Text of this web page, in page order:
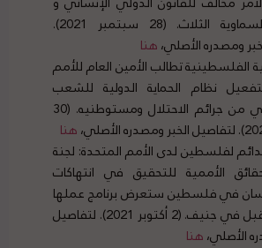
للديانات السماوية الثلاث. (28 سبتمبر 2021).
ومصدره الأصلي،هنا
الفلسطينية تطالب الأمين العام للأمم
نظام الحماية الدولية للشعب
الفلسطيني من جرائم الاحتلال ومستوطنيه. (30
هنا
لفلسطين لدى الأمم المتحدة: لجنة
الأممية للتحقيق في انتهاكات
في فلسطين ستعرض برنامج عملها
الشهر المقبل في جنيف. (2 أكتوبر 2021). لتفاصيل
الأصلي،هنا